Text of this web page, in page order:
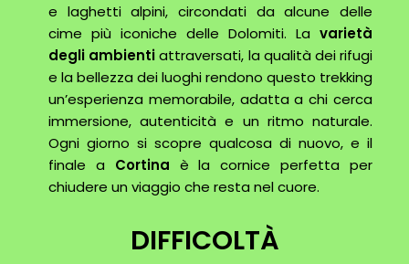
e laghetti alpini, circondati da alcune delle
cime più iconiche delle Dolomiti. La varietà
degli ambientiattraversati, la qualità dei rifugi
e la bellezza dei luoghi rendono questo trekking
un’esperienza memorabile, adatta a chi cerca
immersione, autenticità e un ritmo naturale.
Ogni giorno si scopre qualcosa di nuovo, e il
finale a Cortina è la cornice perfetta per
chiudere un viaggio che resta nel cuore.
DIFFICOLTÀ